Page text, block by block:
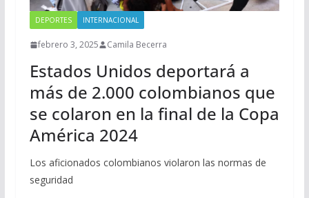
DEPORTES INTERNACIONAL
febrero 3, 2025 Camila Becerra
Estados Unidos deportará a
más de 2.000 colombianos que
se colaron en la final de la Copa
América 2024
Los aficionados colombianos violaron las normas de
seguridad